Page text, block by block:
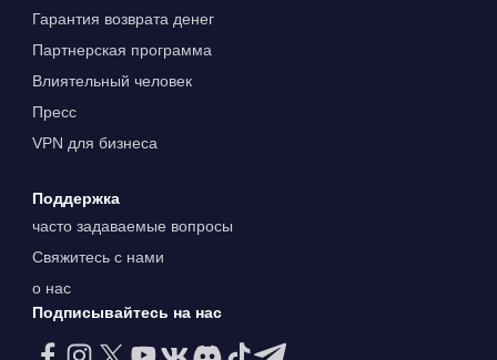
Гарантия возврата денег
Партнерская программа
Влиятельный человек
Пресс
VPN для бизнеса
Поддержка
часто задаваемые вопросы
Свяжитесь с нами
о нас
Подписывайтесь на нас